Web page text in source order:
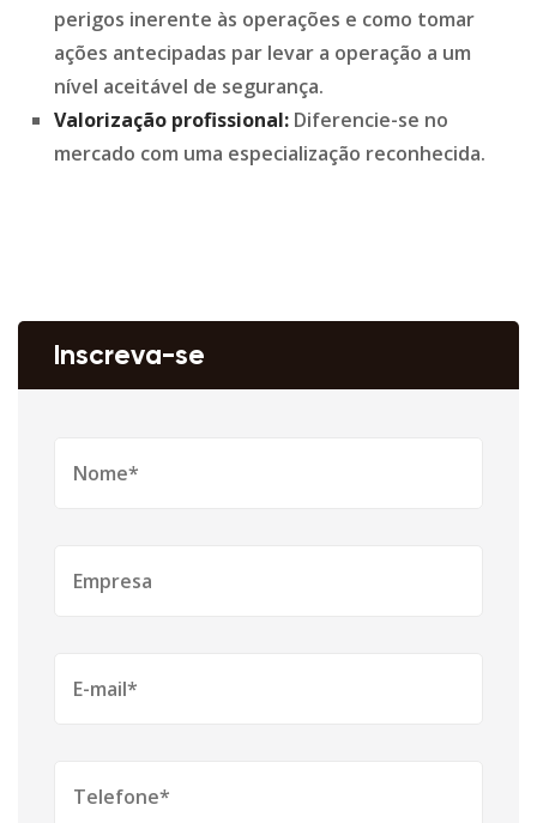
perigos inerente às operações e como tomar
ações antecipadas par levar a operação a um
nível aceitável de segurança.
Valorização profissional: Diferencie-se no
mercado com uma especialização reconhecida.
Inscreva-se